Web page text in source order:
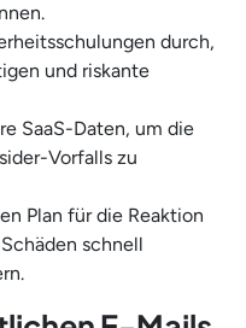
durch,
und riskante
SaaS-Daten, um die
Vorfalls zu
Plan für die Reaktion
schnell